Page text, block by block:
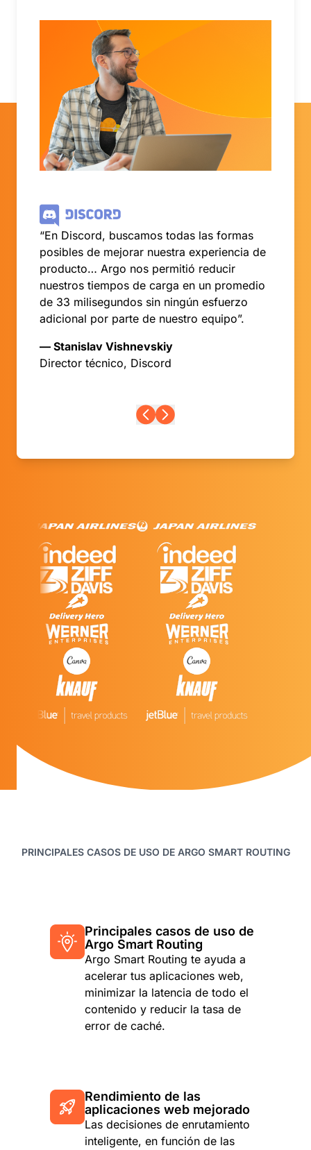
“En Discord, buscamos todas las formas
posibles de mejorar nuestra experiencia de
producto… Argo nos permitió reducir
nuestros tiempos de carga en un promedio
de 33 milisegundos sin ningún esfuerzo
adicional por parte de nuestro equipo”.
— Stanislav Vishnevskiy
Director técnico, Discord
PRINCIPALES CASOS DE USO DE ARGO SMART ROUTING
Principales casos de uso de
Argo Smart Routing
Argo Smart Routing te ayuda a
acelerar tus aplicaciones web,
minimizar la latencia de todo el
contenido y reducir la tasa de
error de caché.
Rendimiento de las
aplicaciones web mejorado
Las decisiones de enrutamiento
inteligente, en función de las